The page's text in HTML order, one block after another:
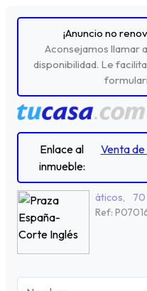
¡Anuncio no
Aconsejamos llamar
disponibilidad. Le
Enlace al
inmueble:
Venta
áticos, 70
Ref: